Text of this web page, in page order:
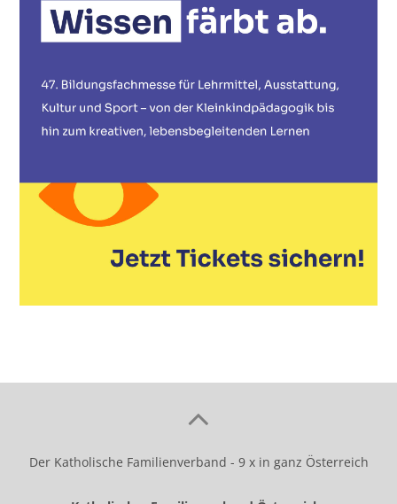
Der Katholische Familienverband - 9 x in ganz Österreich